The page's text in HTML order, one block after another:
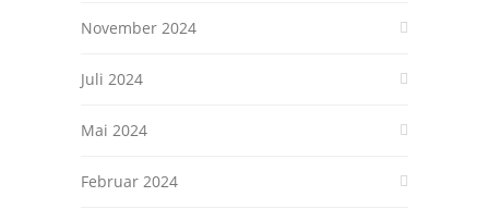
November 2024
Juli 2024
Mai 2024
Februar 2024